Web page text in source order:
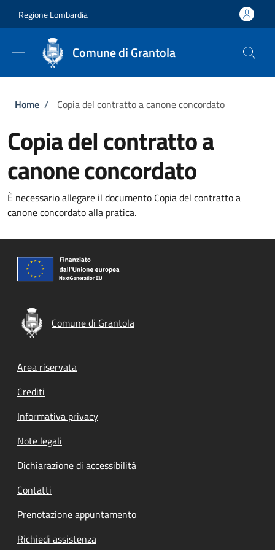
Regione Lombardia
Comune di Grantola
Briciole di pane
Home / Copia del contratto a canone concordato
Copia del contratto a
canone concordato
È necessario allegare il documento Copia del contratto a
canone concordato alla pratica.
Comune di Grantola
Footer menu
Area riservata
Crediti
Informativa privacy
Note legali
Dichiarazione di accessibilità
Contatti
Prenotazione appuntamento
Richiedi assistenza